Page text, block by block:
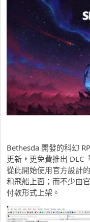
Bethesda 開發的科幻
更新 ， 更免費推出 DLC
從此開始使用官方設計
和飛船上面；而不少由
付款形式上架。